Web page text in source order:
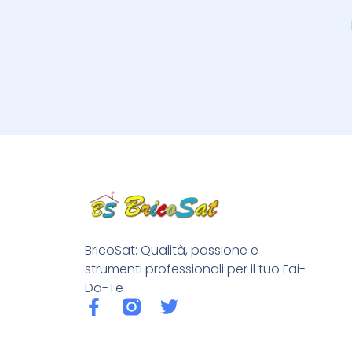
BricoSat: Qualità, passione e
strumenti professionali per il tuo Fai-
Da-Te